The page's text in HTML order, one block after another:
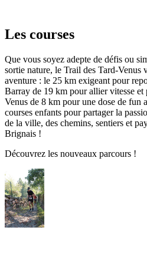
Les courses
Que vous soyez adepte de défis ou
sortie nature, le Trail des Tard-Venus
aventure : le 25 km exigeant pour
Barray de 19 km pour allier vitesse
Venus de 8 km pour une dose de fun
courses enfants pour partager la
de la ville, des chemins, sentiers et
Brignais !
Découvrez les nouveaux parcours !